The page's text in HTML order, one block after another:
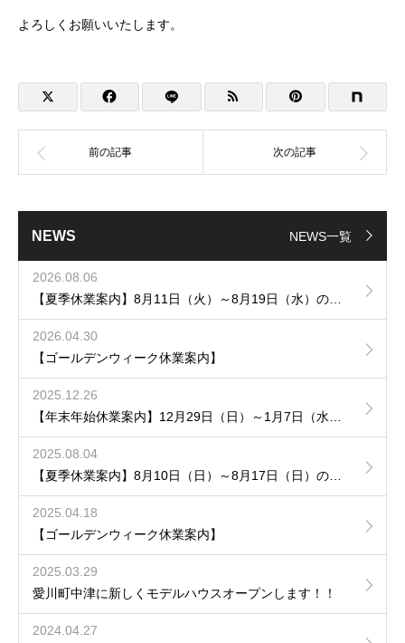
よろしくお願いいたします。
NEWS NEWS一覧
2026.08.06
2026.04.30
【ゴールデンウィーク休業案内】
2025.12.26
2025.08.04
2025.04.18
【ゴールデンウィーク休業案内】
2025.03.29
愛川町中津に新しくモデルハウスオープンします！！
2024.04.27